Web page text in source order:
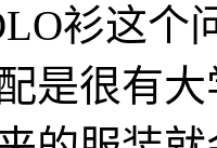
衫这个
是很有